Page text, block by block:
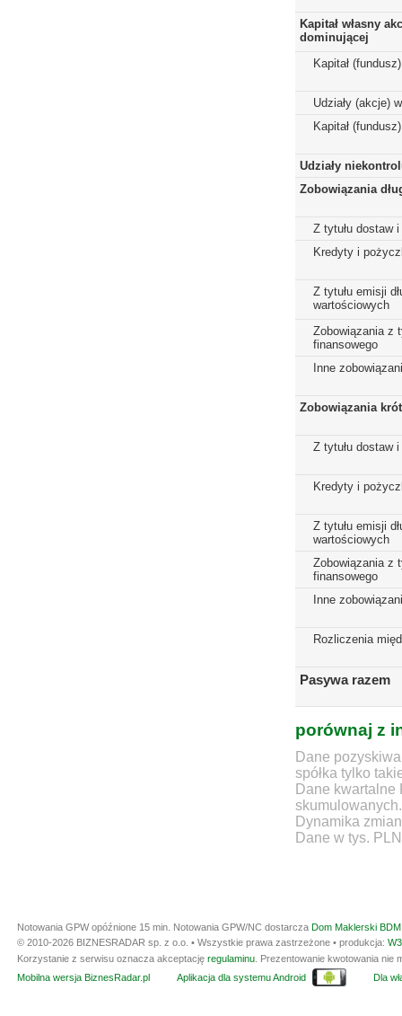
Kapitał własny
dominującej
Kapitał
Udziały (akcje)
Kapitał
Udziały
Zobowiązania
Z tytułu dostaw i
Kredyty i
Z tytułu emisji
wartościowych
Zobowiązania z
finansowego
Inne
Zobowiązania
Z tytułu dostaw i
Kredyty i
Z tytułu emisji
wartościowych
Zobowiązania z
finansowego
Inne
Rozliczenia
Pasywa razem
porównaj z
Dane
spółka tylko
Dane
skumulowanych.
Dynamika
Dane w tys. PLN
Notowania GPW opóźnione 15 min. Notowania GPW/NC dostarcza Dom Maklerski
© 2010-2026 BIZNESRADAR sp. z o.o. • Wszystkie prawa zastrzeżone • produkcja:
Korzystanie z serwisu oznacza akceptację regulaminu . Prezentowanie kwotowania
Mobilna wersja BiznesRadar.pl
Aplikacja dla systemu Android Dla